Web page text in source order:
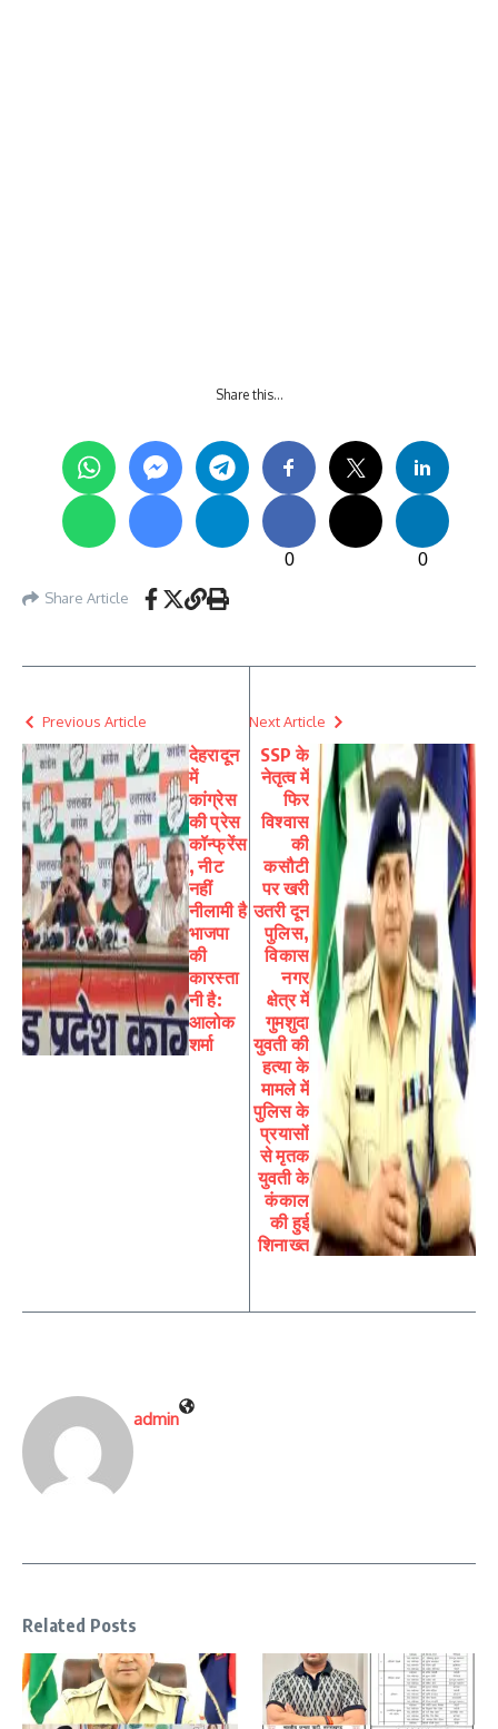
Share this…
0 0
Share Article
Previous Article
देहरादून
में
कांग्रेस
की प्रेस
कॉन्फ्रेंस
, नीट
नहीं
नीलामी है
भाजपा
की
कारस्ता
नी है:
आलोक
शर्मा
Next Article
SSP के
नेतृत्व में
फिर
विश्वास
की
कसौटी
पर खरी
उतरी दून
पुलिस,
विकास
नगर
क्षेत्र में
गुमशुदा
युवती की
हत्या के
मामले में
पुलिस के
प्रयासों
से मृतक
युवती के
कंकाल
की हुई
शिनाख्त
admin
Related Posts